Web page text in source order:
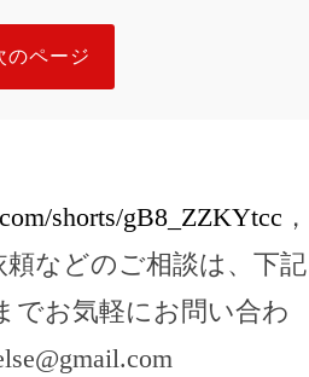
のページ
shorts/gB8_ZZKYtcc ，
などのご相談は、下記
でお気軽にお問い合わ